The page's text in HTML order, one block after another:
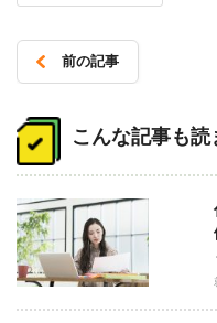
稿
ナ
ゲ
ー
シ
ョ
前の記事
こんな記事も